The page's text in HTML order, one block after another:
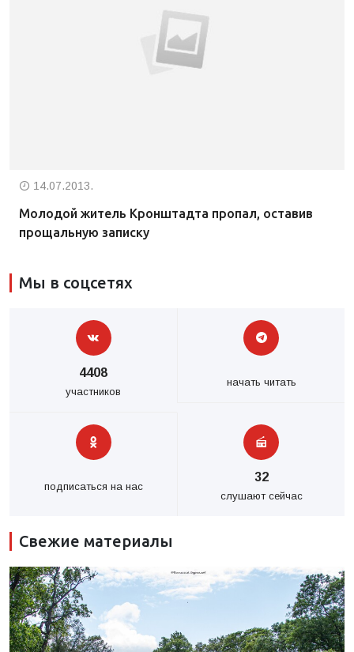
14.07.2013.
Молодой житель Кронштадта пропал, оставив
прощальную записку
Мы в соцсетях
4408
участников
начать читать
подписаться на нас
32
слушают сейчас
Свежие материалы